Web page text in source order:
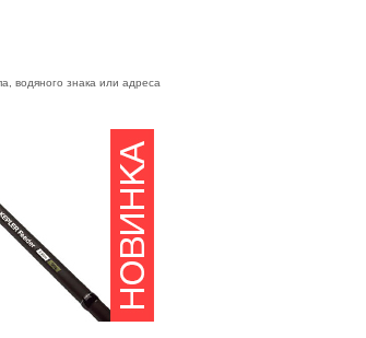
водяного знака или адреса